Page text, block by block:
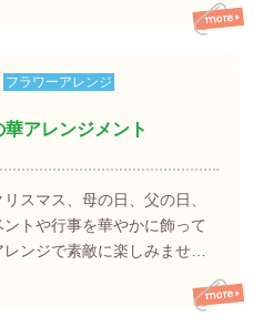
フラワーアレンジ
華アレンジメント
スマス、母の日、父の日、
トや行事を華やかに飾って
レンジで素敵に楽しみませ…